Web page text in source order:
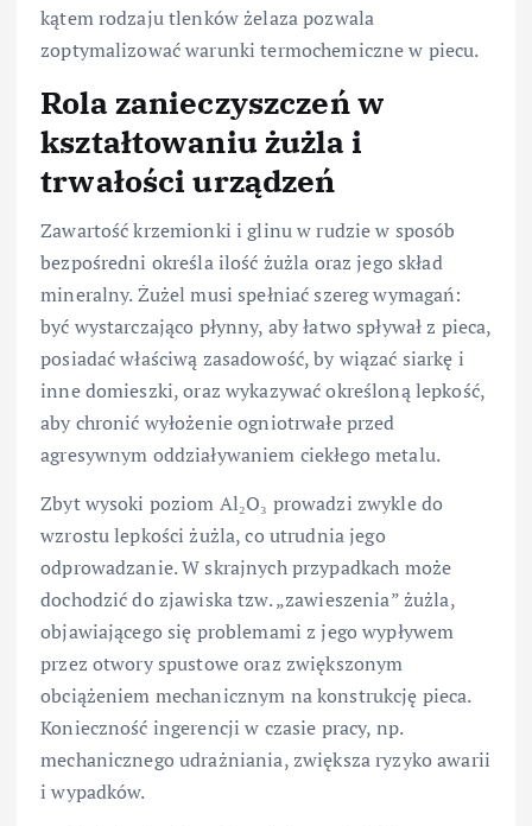
kątem rodzaju tlenków żelaza pozwala
zoptymalizować warunki termochemiczne w piecu.
Rola zanieczyszczeń w
kształtowaniu żużla i
trwałości urządzeń
Zawartość krzemionki i glinu w rudzie w sposób
bezpośredni określa ilość żużla oraz jego skład
mineralny. Żużel musi spełniać szereg wymagań:
być wystarczająco płynny, aby łatwo spływał z pieca,
posiadać właściwą zasadowość, by wiązać siarkę i
inne domieszki, oraz wykazywać określoną lepkość,
aby chronić wyłożenie ogniotrwałe przed
agresywnym oddziaływaniem ciekłego metalu.
Zbyt wysoki poziom Al₂O₃ prowadzi zwykle do
wzrostu lepkości żużla, co utrudnia jego
odprowadzanie. W skrajnych przypadkach może
dochodzić do zjawiska tzw. „zawieszenia” żużla,
objawiającego się problemami z jego wypływem
przez otwory spustowe oraz zwiększonym
obciążeniem mechanicznym na konstrukcję pieca.
Konieczność ingerencji w czasie pracy, np.
mechanicznego udrażniania, zwiększa ryzyko awarii
i wypadków.